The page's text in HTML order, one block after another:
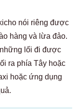
nói riêng được
hàng và lừa đảo.
lối đi được
ra phía Tây hoặc
hoặc ứng dụng